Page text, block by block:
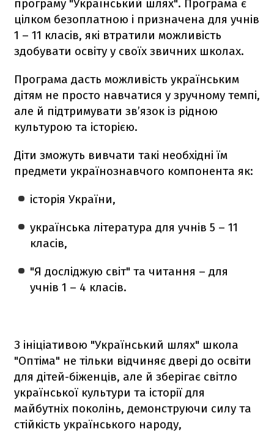
програму "Український шлях". Програма є
цілком безоплатною і призначена для учнів
1 – 11 класів, які втратили можливість
здобувати освіту у своїх звичних школах.
Програма дасть можливість українським
дітям не просто навчатися у зручному темпі,
але й підтримувати зв’язок із рідною
культурою та історією.
Діти зможуть вивчати такі необхідні їм
предмети українознавчого компонента як:
історія України,
українська література для учнів 5 – 11
класів,
"Я досліджую світ" та читання – для
учнів 1 – 4 класів.
З ініціативою "Український шлях" школа
"Оптіма" не тільки відчиняє двері до освіти
для дітей-біженців, але й зберігає світло
української культури та історії для
майбутніх поколінь, демонструючи силу та
стійкість українського народу,